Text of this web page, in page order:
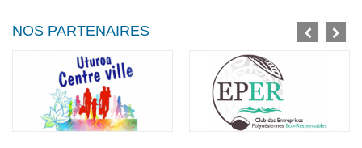
NOS PARTENAIRES